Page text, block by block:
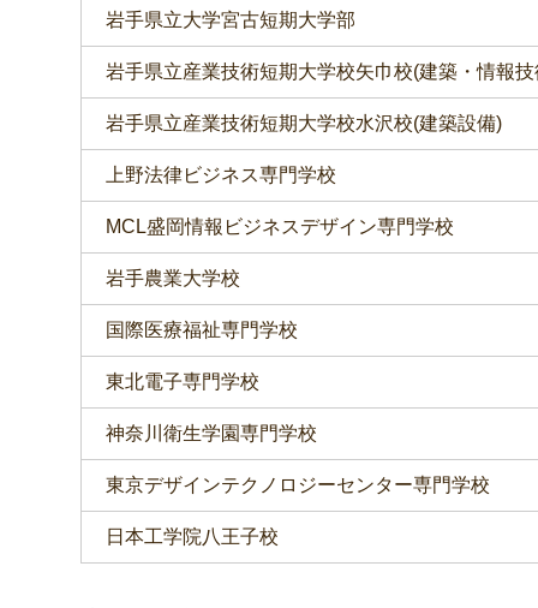
岩手県立大学宮古短期大学部
岩手県立産業技術短期大学校矢巾校(建築・情報技
岩手県立産業技術短期大学校水沢校(建築設備)
上野法律ビジネス専門学校
MCL盛岡情報ビジネスデザイン専門学校
岩手農業大学校
国際医療福祉専門学校
東北電子専門学校
神奈川衛生学園専門学校
東京デザインテクノロジーセンター専門学校
日本工学院八王子校